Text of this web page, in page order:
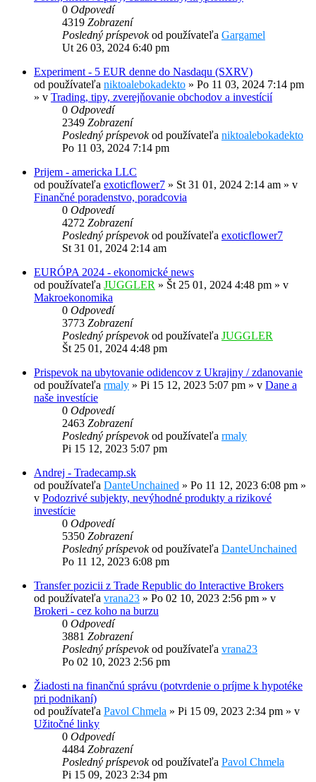
0 Odpovedí
4319 Zobrazení
Posledný príspevokod používateľa Gargamel
Ut 26 03, 2024 6:40 pm
Experiment - 5 EUR denne do Nasdaqu (SXRV)
od používateľa niktoalebokadekto » Po 11 03, 2024 7:14 pm
» v Trading, tipy, zverejňovanie obchodov a investícií
0 Odpovedí
2349 Zobrazení
Posledný príspevokod používateľa niktoalebokadekto
Po 11 03, 2024 7:14 pm
Prijem - americka LLC
od používateľa exoticflower7 » St 31 01, 2024 2:14 am » v
Finančné poradenstvo, poradcovia
0 Odpovedí
4272 Zobrazení
Posledný príspevokod používateľa exoticflower7
St 31 01, 2024 2:14 am
EURÓPA 2024 - ekonomické news
od používateľa JUGGLER » Št 25 01, 2024 4:48 pm » v
Makroekonomika
0 Odpovedí
3773 Zobrazení
Posledný príspevokod používateľa JUGGLER
Št 25 01, 2024 4:48 pm
Prispevok na ubytovanie odidencov z Ukrajiny / zdanovanie
od používateľa rmaly » Pi 15 12, 2023 5:07 pm » v Dane a
naše investície
0 Odpovedí
2463 Zobrazení
Posledný príspevokod používateľa rmaly
Pi 15 12, 2023 5:07 pm
Andrej - Tradecamp.sk
od používateľa DanteUnchained » Po 11 12, 2023 6:08 pm »
v Podozrivé subjekty, nevýhodné produkty a rizikové
investície
0 Odpovedí
5350 Zobrazení
Posledný príspevokod používateľa DanteUnchained
Po 11 12, 2023 6:08 pm
Transfer pozicii z Trade Republic do Interactive Brokers
od používateľa vrana23 » Po 02 10, 2023 2:56 pm » v
Brokeri - cez koho na burzu
0 Odpovedí
3881 Zobrazení
Posledný príspevokod používateľa vrana23
Po 02 10, 2023 2:56 pm
Žiadosti na finančnú správu (potvrdenie o príjme k hypotéke
pri podnikaní)
od používateľa Pavol Chmela » Pi 15 09, 2023 2:34 pm » v
Užitočné linky
0 Odpovedí
4484 Zobrazení
Posledný príspevokod používateľa Pavol Chmela
Pi 15 09, 2023 2:34 pm